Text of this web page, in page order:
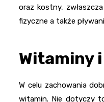
oraz kostny,
fizyczne a także
Witaminy
W celu zachowania
witamin. Nie dotyczy